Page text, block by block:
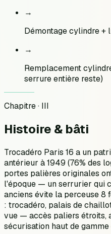
→
Démontage cylindre +
→
Remplacement
serrure entière reste)
Chapitre · III
Histoire & bâti
Trocadéro Paris 16 a un
antérieur à 1949 (76% des
portes palières originales
l'époque — un serrurier qui
anciens évite la perceuse 8
: trocadéro, palais de
vue — accès paliers étroits,
sécurisation haut de